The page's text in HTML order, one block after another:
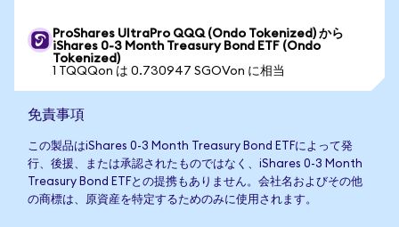
ProShares UltraPro QQQ (Ondo Tokenized) から
iShares 0-3 Month Treasury Bond ETF (Ondo
Tokenized)
1 TQQQon は 0.730947 SGOVon に相当
免責事項
この製品はiShares 0-3 Month Treasury Bond ETFによって発
行、後援、または承認されたものではなく、iShares 0-3 Month
Treasury Bond ETFとの提携もありません。会社名およびその他
の商標は、原資産を特定するためのみに使用されます。